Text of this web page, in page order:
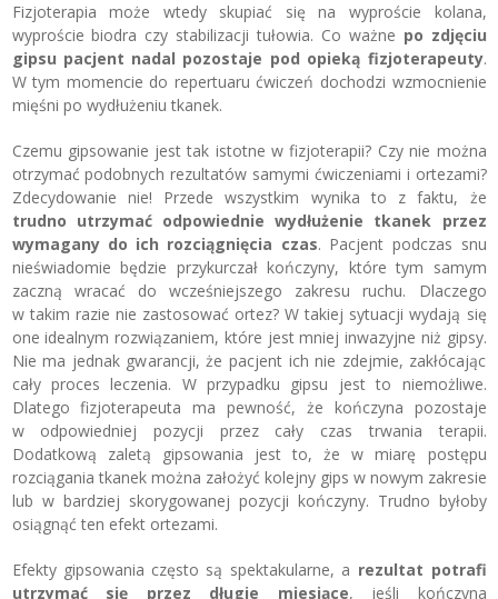
Fizjoterapia może wtedy skupiać się na wyproście kolana,
wyproście biodra czy stabilizacji tułowia. Co ważne po zdjęciu
gipsu pacjent nadal pozostaje pod opieką fizjoterapeuty.
W tym momencie do repertuaru ćwiczeń dochodzi wzmocnienie
mięśni po wydłużeniu tkanek.
Czemu gipsowanie jest tak istotne w fizjoterapii? Czy nie można
otrzymać podobnych rezultatów samymi ćwiczeniami i ortezami?
Zdecydowanie nie! Przede wszystkim wynika to z faktu, że
trudno utrzymać odpowiednie wydłużenie tkanek przez
wymagany do ich rozciągnięcia czas. Pacjent podczas snu
nieświadomie będzie przykurczał kończyny, które tym samym
zaczną wracać do wcześniejszego zakresu ruchu. Dlaczego
w takim razie nie zastosować ortez? W takiej sytuacji wydają się
one idealnym rozwiązaniem, które jest mniej inwazyjne niż gipsy.
Nie ma jednak gwarancji, że pacjent ich nie zdejmie, zakłócając
cały proces leczenia. W przypadku gipsu jest to niemożliwe.
Dlatego fizjoterapeuta ma pewność, że kończyna pozostaje
w odpowiedniej pozycji przez cały czas trwania terapii.
Dodatkową zaletą gipsowania jest to, że w miarę postępu
rozciągania tkanek można założyć kolejny gips w nowym zakresie
lub w bardziej skorygowanej pozycji kończyny. Trudno byłoby
osiągnąć ten efekt ortezami.
Efekty gipsowania często są spektakularne, a rezultat potrafi
utrzymać się przez długie miesiące, jeśli kończyna